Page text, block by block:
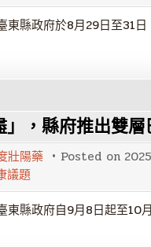
東縣政府於8月29日至31
」，縣府推出雙
壯陽藥 Posted on
議題
東縣政府自9月8日起至10